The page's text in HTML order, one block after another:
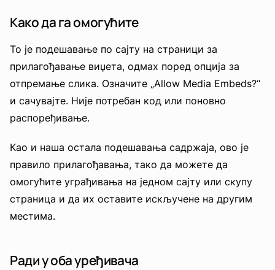
Како да га омогућите
То је подешавање по сајту на страници за
прилагођавање виџета, одмах поред опција за
отпремање слика. Означите „Allow Media Embeds?“
и сачувајте. Није потребан код или поновно
распоређивање.
Као и наша остала подешавања садржаја, ово је
правило прилагођавања, тако да можете да
омогућите уграђивања на једном сајту или скупу
страница и да их оставите искључене на другим
местима.
Ради у оба уређивача